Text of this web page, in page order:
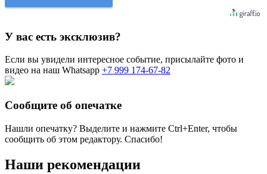
У вас есть эксклюзив?
Если вы увидели интересное событие, присылайте фото и
видео на наш Whatsapp +7 999 174-67-82
Сообщите об опечатке
Нашли опечатку? Выделите и нажмите Ctrl+Enter, чтобы
сообщить об этом редактору. Спасибо!
Наши рекомендации